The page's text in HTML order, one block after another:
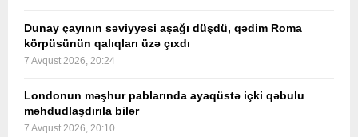
Dunay çayının səviyyəsi aşağı düşdü, qədim Roma
körpüsünün qalıqları üzə çıxdı
7 Avqust 2026, 20:24
Londonun məşhur pablarında ayaqüstə içki qəbulu
məhdudlaşdırıla bilər
7 Avqust 2026, 20:10